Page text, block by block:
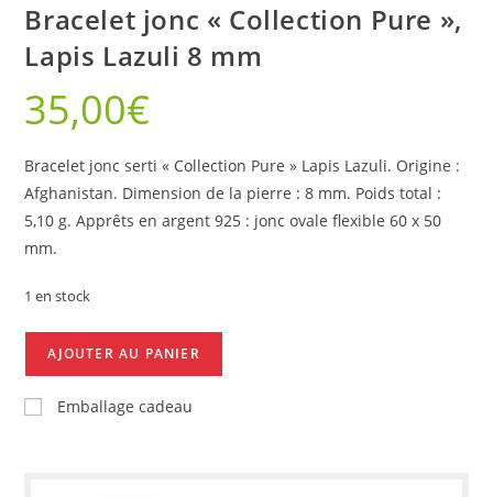
Bracelet jonc « Collection Pure »,
Lapis Lazuli 8 mm
35,00€
Bracelet jonc serti « Collection Pure » Lapis Lazuli. Origine :
Afghanistan. Dimension de la pierre : 8 mm. Poids total :
5,10 g.Apprêts en argent 925 : jonc ovale flexible 60 x 50
mm.
1 en stock
quantité
de
Bracelet
AJOUTER AU PANIER
Emballage cadeau